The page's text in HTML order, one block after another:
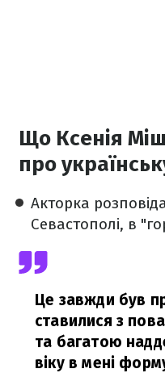
Що Ксенія
про
Акторка
Севастополі, в
Це завжди був
ставилися з
та багатою
віку в мені